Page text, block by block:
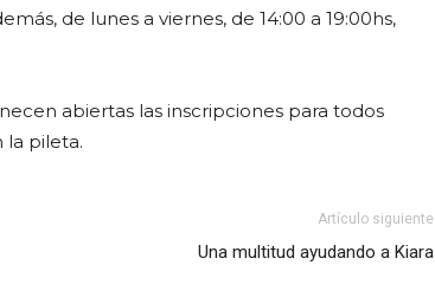
de lunes a viernes, de 14:00 a 19:00hs,
abiertas las inscripciones para todos
la pileta.
Artículo siguiente
Una multitud ayudando a Kiara